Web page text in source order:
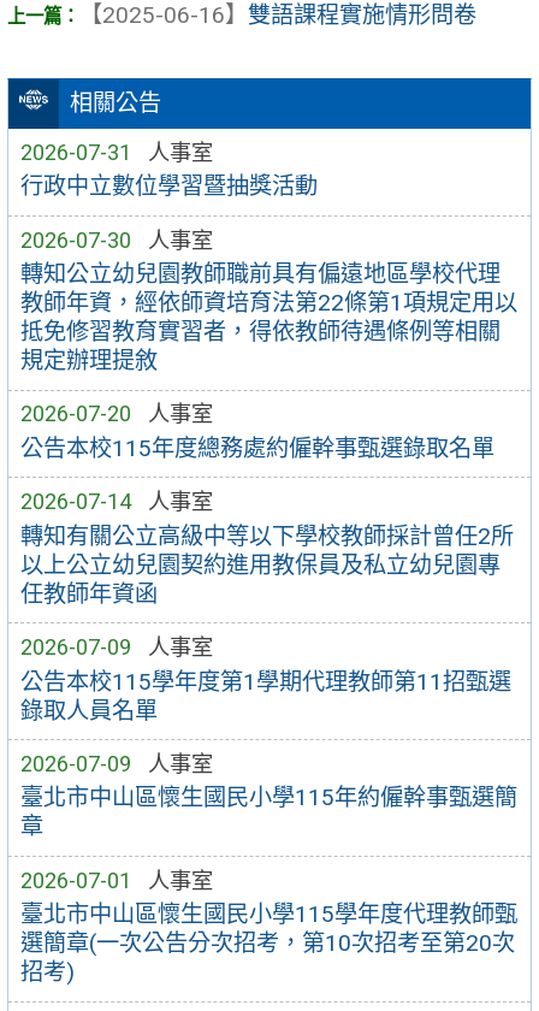
相關公告
2026-07-31 人事室
行政中立數位學習暨抽獎活動
2026-07-30 人事室
轉知公立幼兒園教師職前具有偏遠地區學校代理
教師年資，經依師資培育法第22條第1項規定用以
抵免修習教育實習者，得依教師待遇條例等相關
規定辦理提敘
2026-07-20 人事室
公告本校115年度總務處約僱幹事甄選錄取名單
2026-07-14 人事室
轉知有關公立高級中等以下學校教師採計曾任2所
以上公立幼兒園契約進用教保員及私立幼兒園專
任教師年資函
2026-07-09 人事室
公告本校115學年度第1學期代理教師第11招甄選
錄取人員名單
2026-07-09 人事室
臺北市中山區懷生國民小學115年約僱幹事甄選簡
章
2026-07-01 人事室
臺北市中山區懷生國民小學115學年度代理教師甄
選簡章(一次公告分次招考，第10次招考至第20次
招考)
【2025-06-16】 雙語課程實施情形問卷